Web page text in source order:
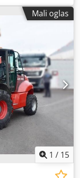
servis.
Mali oglas
1 / 15